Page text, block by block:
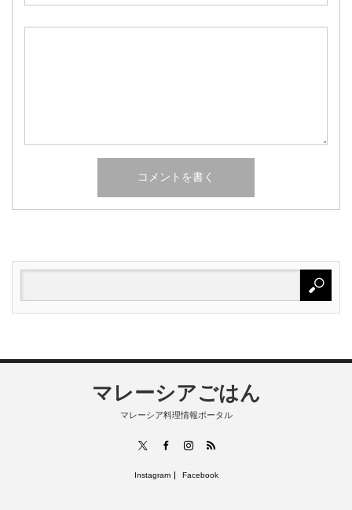
マレーシアごはん
マレーシア料理情報ポータル
FacebookInstagram
RSS
Instagram Facebook